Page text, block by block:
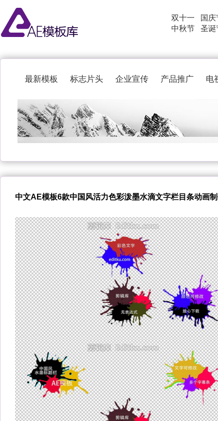
双十一
中秋节
国庆
圣诞
最新模板 标志片头 企业宣传 产品推广 电
中文AE模板6款中国风活力色彩泼墨水滴文字栏目条动画